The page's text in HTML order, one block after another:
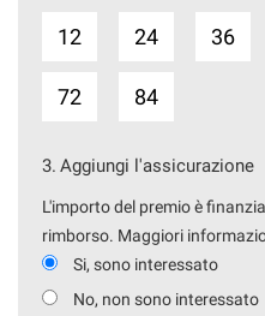
12 24 36
72 84
3. Aggiungi l'assicurazione
L'importo del premio è
rimborso. Maggiori
Si, sono interessato
No, non sono interessato